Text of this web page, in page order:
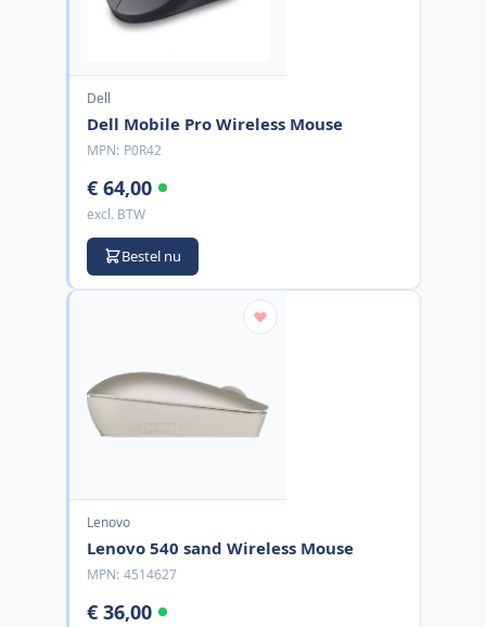
Dell
Dell Mobile Pro Wireless Mouse
MPN: P0R42
€ 64,00
excl. BTW
Bestel nu
Lenovo
Lenovo 540 sand Wireless Mouse
MPN: 4514627
€ 36,00